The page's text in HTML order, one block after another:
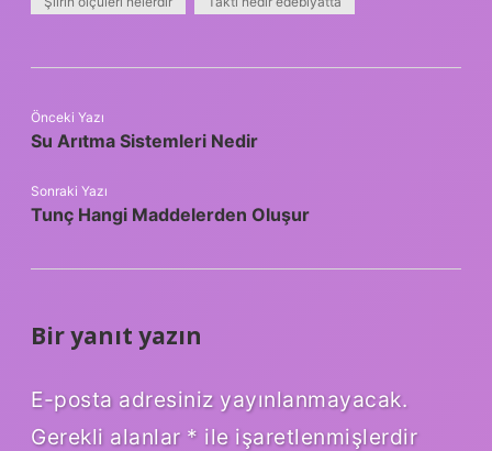
Önceki Yazı
Su Arıtma Sistemleri Nedir
Sonraki Yazı
Tunç Hangi Maddelerden Oluşur
Bir yanıt yazın
E-posta adresiniz yayınlanmayacak.
Gerekli alanlar * ile işaretlenmişlerdir